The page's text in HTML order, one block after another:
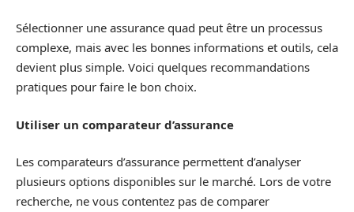
Sélectionner une assurance quad peut être un processus
complexe, mais avec les bonnes informations et outils, cela
devient plus simple. Voici quelques recommandations
pratiques pour faire le bon choix.
Utiliser un comparateur d’assurance
Les comparateurs d’assurance permettent d’analyser
plusieurs options disponibles sur le marché. Lors de votre
recherche, ne vous contentez pas de comparer